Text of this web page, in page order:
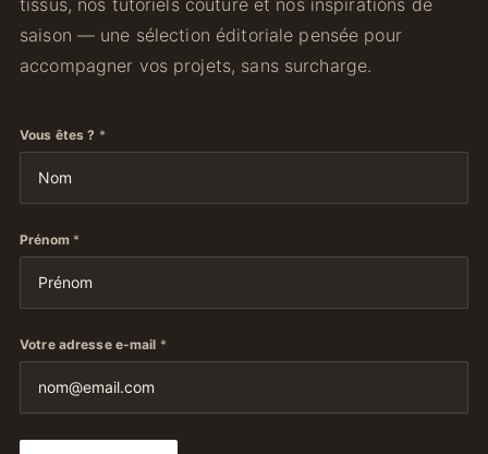
saison — une sélection éditoriale pensée pour
accompagner vos projets, sans surcharge.
Vous êtes ? *
Prénom *
Votre adresse e-mail *